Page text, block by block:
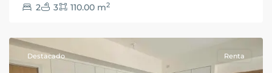
2 3 110.00 m2
de
Destacado Renta